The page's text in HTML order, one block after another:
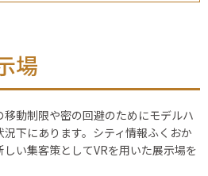
場
動制限や密の回避のためにモデルハ
下にあります。シティ情報ふくおか
い集客策としてVRを用いた展示場を